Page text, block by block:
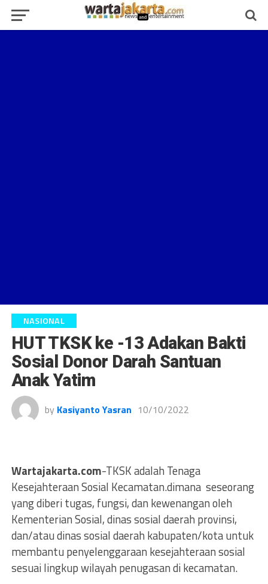
NASIONAL
HUT TKSK ke -13 Adakan Bakti
Sosial Donor Darah Santuan
Anak Yatim
by Kasiyanto Yasran 10/10/2022
Wartajakarta.com-TKSK adalah Tenaga
Kesejahteraan Sosial Kecamatan.dimana seseorang
yang diberi tugas, fungsi, dan kewenangan oleh
Kementerian Sosial, dinas sosial daerah provinsi,
dan/atau dinas sosial daerah kabupaten/kota untuk
membantu penyelenggaraan kesejahteraan sosial
sesuai lingkup wilayah penugasan di kecamatan.